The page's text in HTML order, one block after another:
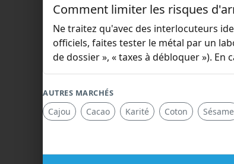
Comment limiter les risques
Ne traitez qu'avec des interlocuteurs
officiels, faites tester le métal par un
de dossier », « taxes à débloquer »). En
AUTRES MARCHÉS
Cajou Cacao Karité Coton Sésame